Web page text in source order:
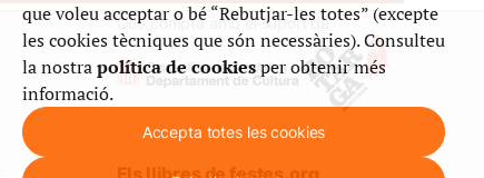
Que compta amb el suport de
Els llibres de festes.org
que voleu acceptar o bé “Rebutjar-les totes” (excepte
les cookies tècniques que són necessàries). Consulteu
la nostrapolítica de cookiesper obtenir més
informació.
Accepta totes les cookies